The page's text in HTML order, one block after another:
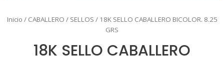
Inicio / CABALLERO / SELLOS / 18K SELLO CABALLERO BICOLOR. 8.25
GRS
18K SELLO CABALLERO